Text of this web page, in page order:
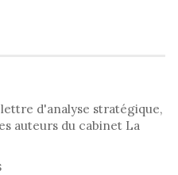
d'analyse stratégique,
auteurs du cabinet La